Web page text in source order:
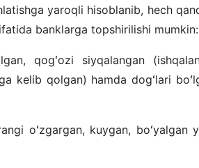
yaroqli hisoblanib, hech
banklarga topshirilishi mumkin:
qogʻozi siyqalangan
kelib qolgan) hamda dogʻlari
oʻzgargan, kuygan, boʻyalgan